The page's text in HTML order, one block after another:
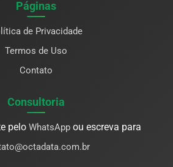
Páginas
de Privacidade
Termos de Uso
Contato
Consultoria
pelo WhatsAppou escreva para